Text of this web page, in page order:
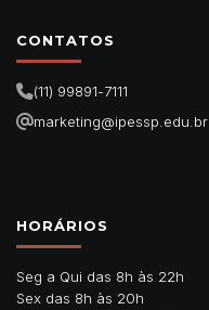
CONTATOS
(11) 99891-7111
marketing@ipessp.edu.br
HORÁRIOS
Seg a Qui das 8h às 22h
Sex das 8h às 20h